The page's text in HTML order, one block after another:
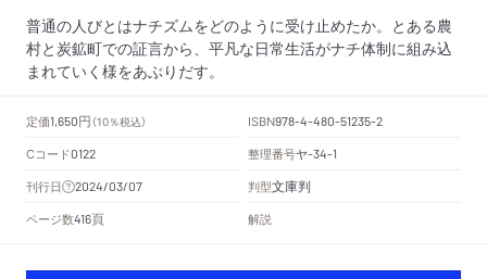
普通の人びとはナチズムをどのように受け止めたか。とある農
村と炭鉱町での証言から、平凡な日常生活がナチ体制に組み込
まれていく様をあぶりだす。
定価1,650円 （10％税込） ISBN978-4-480-51235-2
Cコード0122 整理番号ヤ-34-1
刊行日 2024/03/07 判型文庫判
ページ数416頁 解説